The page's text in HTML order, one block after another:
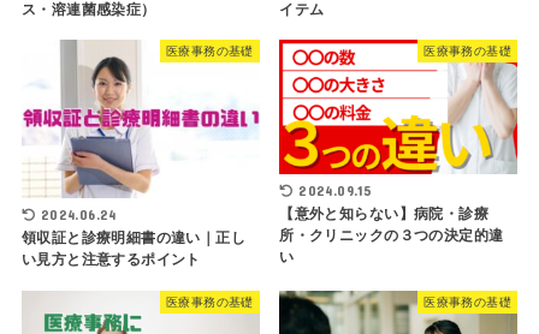
ス・溶連菌感染症）
イテム
医療事務の基礎
2024.06.24
領収証と診療明細書の違い｜正し
い見方と注意するポイント
医療事務の基礎
2024.09.15
【意外と知らない】病院・診療
所・クリニックの３つの決定的違
い
医療事務の基礎 医療事務の基礎